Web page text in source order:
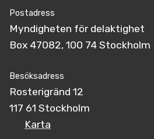
Postadress
Myndigheten för delaktighet
Box 47082, 100 74 Stockholm
Besöksadress
Rosterigränd 12
117 61 Stockholm
Karta